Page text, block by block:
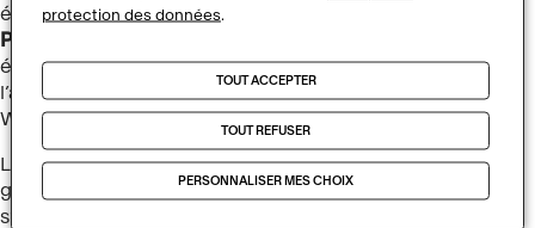
été accueillis auGrand
Palais Éphémère
éco-conçue imaginée par
l’architecte Jean-Michel
Wilmotte.
Les travaux de la Nef et des
galeries environnantes
s’achèvent après les
protection des données.
TOUT ACCEPTER
TOUT REFUSER
PERSONNALISER MES CHOIX